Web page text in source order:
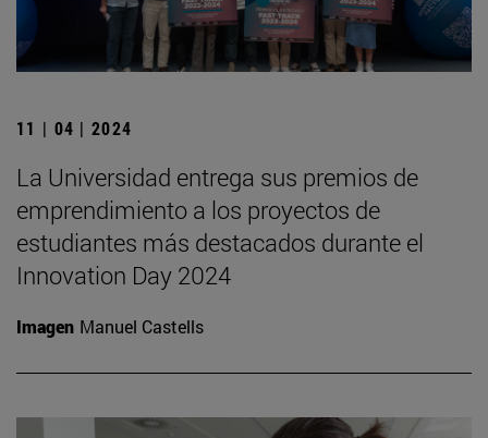
11 | 04 | 2024
La Universidad entrega sus premios de
emprendimiento a los proyectos de
estudiantes más destacados durante el
Innovation Day 2024
Imagen Manuel Castells